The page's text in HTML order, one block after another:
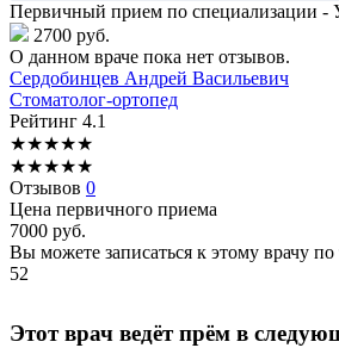
Первичный прием по специализации -
2700 руб.
О данном враче пока нет отзывов.
Сердобинцев Андрей Васильевич
Стоматолог-ортопед
Рейтинг 4.1
★★★★★
★★★★★
Отзывов 0
Цена первичного приема
7000 руб.
Вы можете записаться к этому врачу
52
Этот врач ведёт прём в